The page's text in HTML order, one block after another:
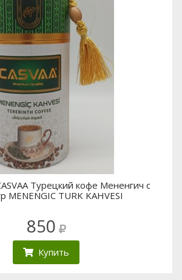
Турецкий кофе Мененгич с
MENENGIC TURK KAHVESI
850
Купить